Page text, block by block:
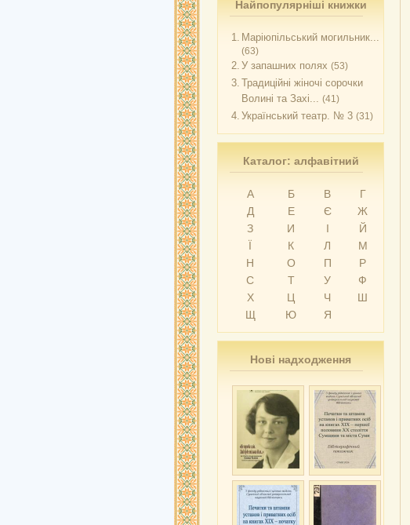
Найпопулярніші книжки
1. Маріюпільський могильник...
(63)
2. У запашних полях (53)
3. Традиційні жіночі сорочки
Волині та Захі... (41)
4. Український театр. № 3 (31)
Каталог: алфавітний
А Б В
Г
Д
Е Є
Ж
З
И І
Й
Ї
К Л
М
Н
О П
Р
С
Т У
Ф
Х
Ц Ч
Ш
Щ
Ю Я
Нові надходження